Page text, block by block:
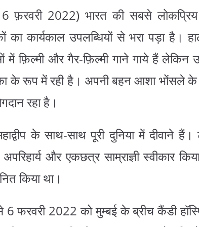
फ़रवरी 2022) भारत की सबसे
कार्यकाल उपलब्धियों से भरा पड़ा है।
फ़िल्मी और गैर-फ़िल्मी गाने गाये हैं लेकिन
के रूप में रही है। अपनी बहन आशा भोंसले
रहा है।
के साथ-साथ पूरी दुनिया में दीवाने हैं।
और एकछत्र साम्राज्ञी स्वीकार
किया था।
फरवरी 2022 को मुम्बई के ब्रीच कैंडी